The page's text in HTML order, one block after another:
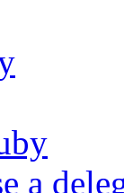
a